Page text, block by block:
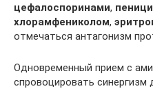
цефалоспоринами,
хлорамфениколом,
отмечаться антагонизм
Одновременный прием с
спровоцировать синергизм